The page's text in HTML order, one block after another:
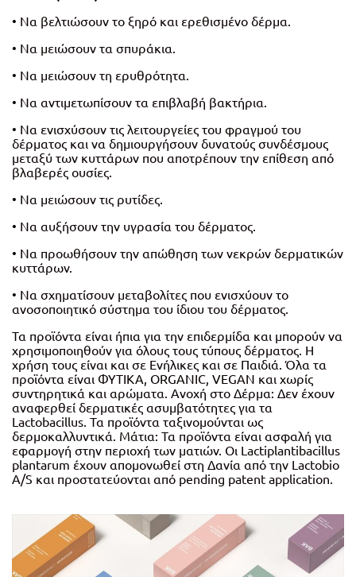
• Να βελτιώσουν το ξηρό και ερεθισμένο δέρμα.
• Να μειώσουν τα σπυράκια.
• Να μειώσουν τη ερυθρότητα.
• Να αντιμετωπίσουν τα επιβλαβή βακτήρια.
• Να ενισχύσουν τις λειτουργείες του φραγμού του
δέρματος και να δημιουργήσουν δυνατούς συνδέσμους
μεταξύ των κυττάρων που αποτρέπουν την επίθεση από
βλαβερές ουσίες.
• Να μειώσουν τις ρυτίδες.
• Να αυξήσουν την υγρασία του δέρματος.
• Να προωθήσουν την απώθηση των νεκρών δερματικών
κυττάρων.
• Να σχηματίσουν μεταβολίτες που ενισχύουν το
ανοσοποιητικό σύστημα του ίδιου του δέρματος.
Τα προϊόντα είναι ήπια για την επιδερμίδα και μπορούν να
χρησιμοποιηθούν για όλους τους τύπους δέρματος. Η
χρήση τους είναι και σε Ενήλικες και σε Παιδιά. Όλα τα
προϊόντα είναι ΦΥΤΙΚΑ, ORGANIC, VEGAN και χωρίς
συντηρητικά και αρώματα. Ανοχή στο Δέρμα: Δεν έχουν
αναφερθεί δερματικές ασυμβατότητες για τα
Lactobacillus. Τα προϊόντα ταξινομούνται ως
δερμοκαλλυντικά. Μάτια: Τα προϊόντα είναι ασφαλή για
εφαρμογή στην περιοχή των ματιών. Οι Lactiplantibacillus
plantarum έχουν απομονωθεί στη Δανία από την Lactobio
A/S και προστατεύονται από pending patent application.